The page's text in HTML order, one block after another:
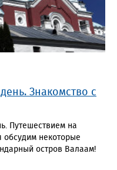
Знакомство с
Путешествием на
обсудим некоторые
остров Валаам!